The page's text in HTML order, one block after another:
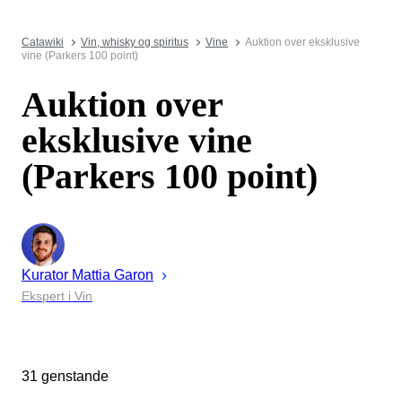
Catawiki Vin, whisky og spiritus Vine
Auktion over eksklusive
vine (Parkers 100 point)
Auktion over
eksklusive vine
(Parkers 100 point)
Kurator Mattia Garon
Ekspert i Vin
31 genstande